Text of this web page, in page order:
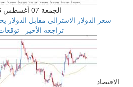
الجمعة 07 أغسطس 2026 06:06 صباحاً
سعر الدولار الاسترالي مقابل الدولار
تراجعه الأخير– توقعات اليوم
الاقتصاد